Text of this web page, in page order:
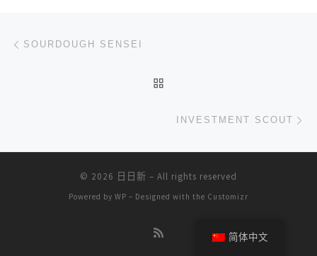
文章导航
SOURDOUGH SENSEI
INVESTMENT SCOUT
© 2026 日日新 – All rights reserved
Powered by WP – Designed with the Customizr
简体中文